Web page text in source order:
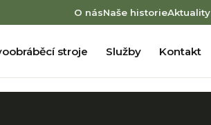
O násNaše historieAktuality
stroje Služby Kontakt